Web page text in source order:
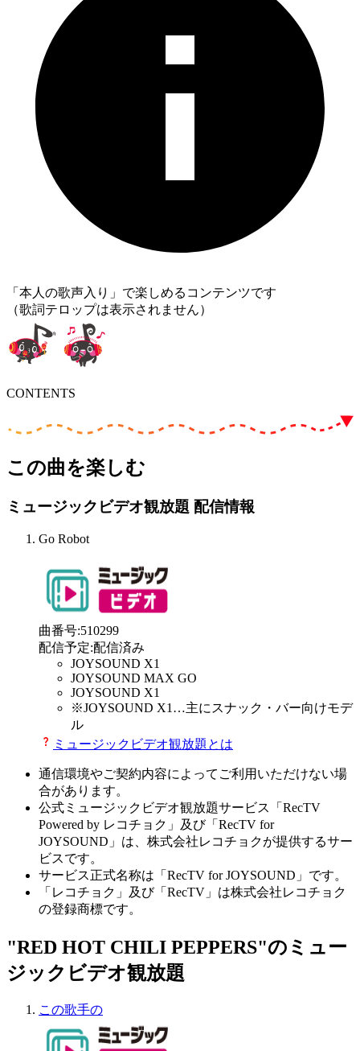
「本人の歌声入り」で楽しめるコンテンツです
（歌詞テロップは表示されません）
CONTENTS
この曲を楽しむ
ミュージックビデオ観放題 配信情報
Go Robot
曲番号:510299
配信予定:配信済み
JOYSOUND X1
JOYSOUND MAX GO
JOYSOUND X1
※JOYSOUND X1 …主にスナック・バー向けモデ
ル
ミュージックビデオ観放題とは
通信環境やご契約内容によってご利用いただけない場
合があります。
公式ミュージックビデオ観放題サービス「RecTV
Powered by レコチョク」及び「RecTV for
JOYSOUND」は、株式会社レコチョクが提供するサー
ビスです。
サービス正式名称は「RecTV for JOYSOUND」です。
「レコチョク」及び「RecTV」は株式会社レコチョク
の登録商標です。
"RED HOT CHILI PEPPERS"のミュー
ジックビデオ観放題
この歌手の